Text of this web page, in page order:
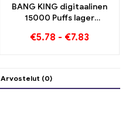
BANG KING digitaalinen
15000 Puffs lager
Junaton nautinto
€5.78 - €7.83
Arvostelut (0)